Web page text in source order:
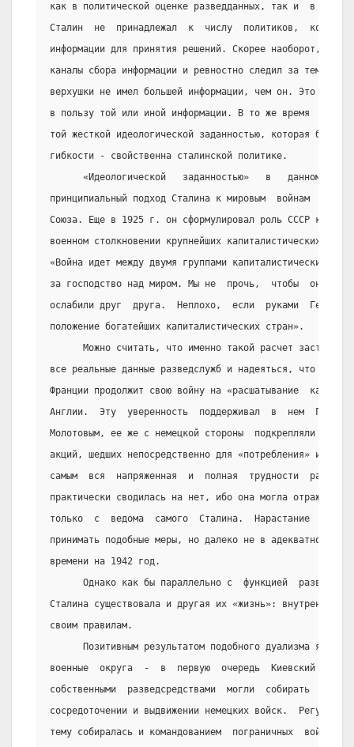
как в политической оценке разведданных, так и  в
Сталин  не  принадлежал  к  числу  политиков,  которые
информации для принятия решений. Скорее наоборот, он
каналы сбора информации и ревностно следил за тем,
верхушки не имел большей информации, чем он. Это
в пользу той или иной информации. В то же время  этот
той жесткой идеологической заданностью, которая была
гибкости - свойственна сталинской политике.
«Идеологической   заданностью»   в   данном
принципиальный подход Сталина к мировым  войнам  и
Союза. Еще в 1925 г. он сформулировал роль СССР как
военном столкновении крупнейших капиталистических
«Война идет между двумя группами капиталистических
за господство над миром. Мы не  прочь,  чтобы  они
ослабили друг  друга.  Неплохо,  если  руками
положение богатейших капиталистических стран».
Можно считать, что именно такой расчет заставлял
все реальные данные разведслужб и надеяться, что
Франции продолжит свою войну на «расшатывание
Англии.  Эту  уверенность  поддерживал  в  нем
Молотовым, ее же с немецкой стороны  подкрепляли  в
акций, шедших непосредственно для «потребления» их
самым  вся  напряженная  и  полная  трудности  работа
практически сводилась на нет, ибо она могла
только  с  ведома  самого  Сталина.  Нарастание
принимать подобные меры, но далеко не в адекватном
времени на 1942 год.
Однако как бы параллельно с  функцией
Сталина существовала и другая их «жизнь»: внутренняя и
своим правилам.
Позитивным результатом подобного дуализма
военные  округа  -  в  первую  очередь  Киевский  и
собственными  разведсредствами  могли  собирать  и
сосредоточении и выдвижении немецких войск.
тему собиралась и командованием  пограничных  войск,